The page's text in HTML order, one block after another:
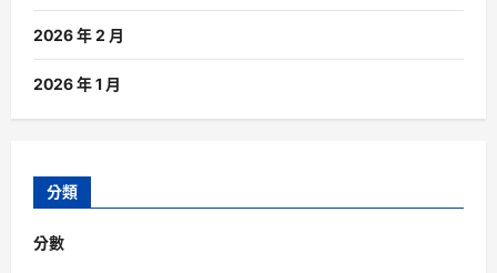
2026 年 2 月
2026 年 1 月
分類
分數